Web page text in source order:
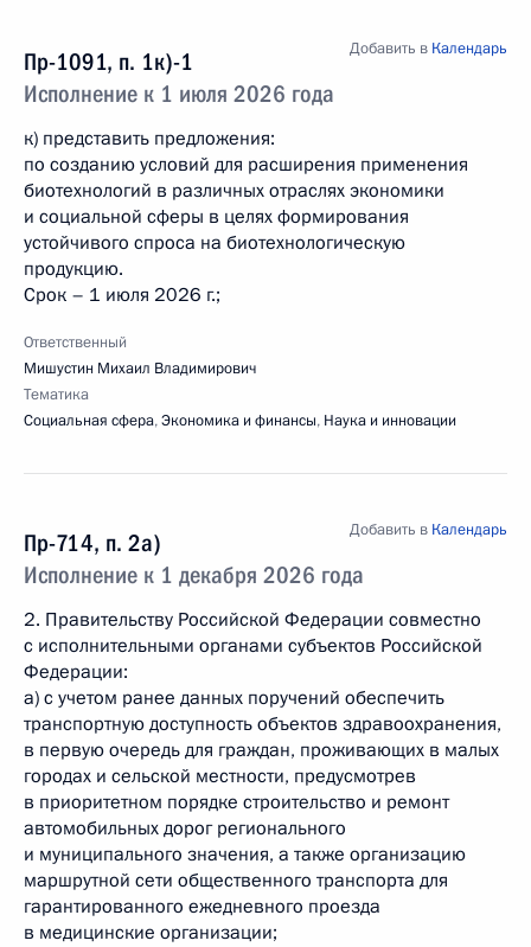
Пр-1091, п. 1к)-1
Исполнение к 1 июля 2026 года
Добавить в Календарь
к) представить предложения:
по созданию условий для расширения применения
биотехнологий в различных отраслях экономики
и социальной сферы в целях формирования
устойчивого спроса на биотехнологическую
продукцию.
Срок – 1 июля 2026 г.;
Ответственный
Мишустин Михаил Владимирович
Тематика
Социальная сфера,Экономика и финансы, Наука и инновации
Пр-714, п. 2а)
Исполнение к 1 декабря 2026 года
Добавить в Календарь
2. Правительству Российской Федерации совместно
с исполнительными органами субъектов Российской
Федерации:
а) с учетом ранее данных поручений обеспечить
транспортную доступность объектов здравоохранения,
в первую очередь для граждан, проживающих в малых
городах и сельской местности, предусмотрев
в приоритетном порядке строительство и ремонт
автомобильных дорог регионального
и муниципального значения, а также организацию
маршрутной сети общественного транспорта для
гарантированного ежедневного проезда
в медицинские организации;